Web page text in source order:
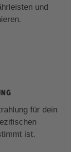
und
für dein
ist.